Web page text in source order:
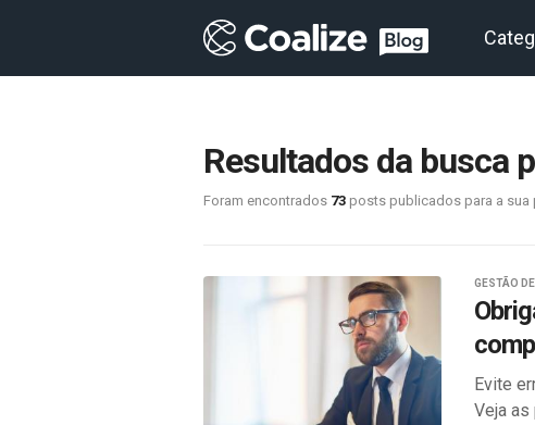
Resultados da busca
Foram encontrados 73 posts publicados para a sua
GESTÃO
Evite
Veja